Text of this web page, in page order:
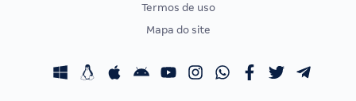
Concursos Fiscais
Calendário OAB
Termos de uso
Mapa do site